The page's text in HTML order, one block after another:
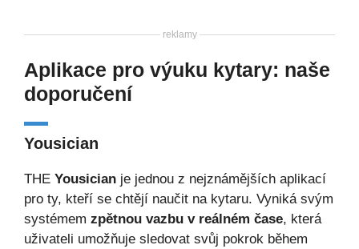
reklamy
Aplikace pro výuku kytary: naše
doporučení
Yousician
THE Yousician je jednou z nejznámějších aplikací
pro ty, kteří se chtějí naučit na kytaru. Vyniká svým
systémem zpětnou vazbu v reálném čase, která
uživateli umožňuje sledovat svůj pokrok během